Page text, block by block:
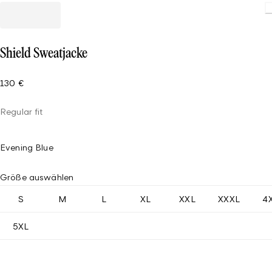
Shield Sweatjacke
130 €
Regular fit
Evening Blue
Größe auswählen
S M L XL XXL XXXL
5XL